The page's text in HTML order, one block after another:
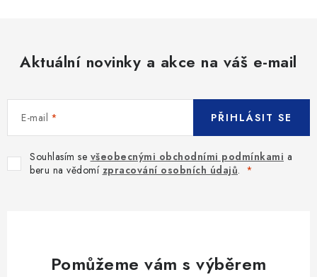
Aktuální novinky a akce na váš e-mail
E-mail
Souhlasím se všeobecnými obchodními podmínkami a
beru na vědomí zpracování osobních údajů.
PŘIHLÁSIT SE
Pomůžeme vám s výběrem